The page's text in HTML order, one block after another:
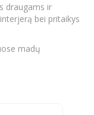
draugams ir
bei pritaikys
madų